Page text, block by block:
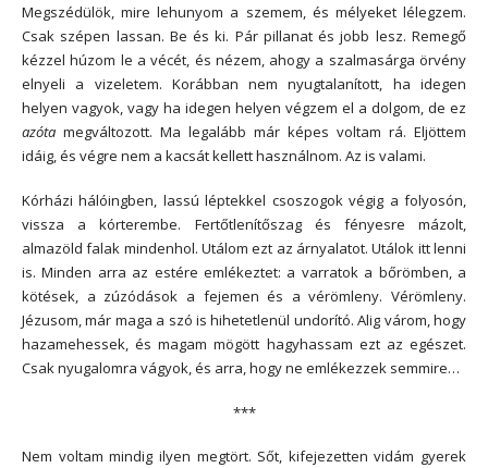
Megszédülök, mire lehunyom a szemem, és mélyeket lélegzem.
Csak szépen lassan. Be és ki. Pár pillanat és jobb lesz. Remegő
kézzel húzom le a vécét, és nézem, ahogy a szalmasárga örvény
elnyeli a vizeletem. Korábban nem nyugtalanított, ha idegen
helyen vagyok, vagy ha idegen helyen végzem el a dolgom, de ez
azóta megváltozott. Ma legalább már képes voltam rá. Eljöttem
idáig, és végre nem a kacsát kellett használnom. Az is valami.
Kórházi hálóingben, lassú léptekkel csoszogok végig a folyosón,
vissza a kórterembe. Fertőtlenítőszag és fényesre mázolt,
almazöld falak mindenhol. Utálom ezt az árnyalatot. Utálok itt lenni
is. Minden arra az estére emlékeztet: a varratok a bőrömben, a
kötések, a zúzódások a fejemen és a vérömleny. Vérömleny.
Jézusom, már maga a szó is hihetetlenül undorító. Alig várom, hogy
hazamehessek, és magam mögött hagyhassam ezt az egészet.
Csak nyugalomra vágyok, és arra, hogy ne emlékezzek semmire…
***
Nem voltam mindig ilyen megtört. Sőt, kifejezetten vidám gyerek